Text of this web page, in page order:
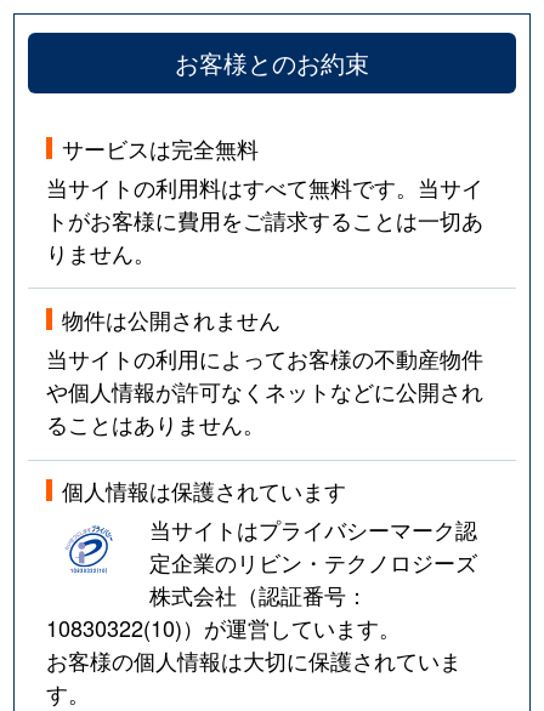
お客様とのお約束
サービスは完全無料
当サイトの利用料はすべて無料です。当サイ
トがお客様に費用をご請求することは一切あ
りません。
物件は公開されません
当サイトの利用によってお客様の不動産物件
や個人情報が許可なくネットなどに公開され
ることはありません。
個人情報は保護されています
当サイトはプライバシーマーク認
定企業のリビン・テクノロジーズ
株式会社（認証番号：
10830322(10)）が運営しています。
お客様の個人情報は大切に保護されていま
す。